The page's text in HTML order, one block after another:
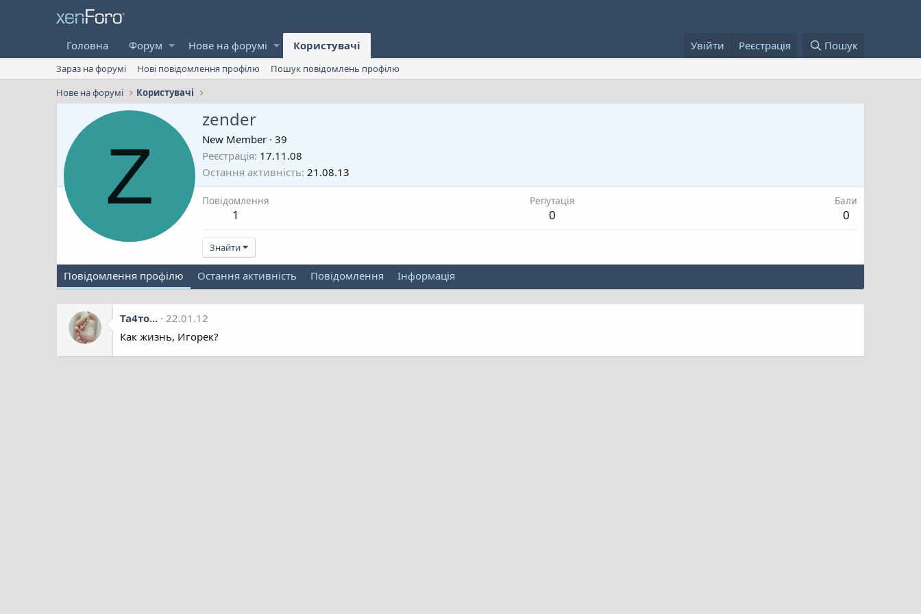
Головна Форум Нове на форумі Користувачі Увійти Реєстрація Пошук
Зараз на форумі Нові повідомлення профілю
Пошук повідомлень профілю
Нове на форумі
Користувачі
Z
zender
New Member · 39
Реєстрація 17.11.08
Остання активність 21.08.13
Повідомлення
1
Репутація
0
Бали
0
Знайти
Повідомлення профілю Остання активність Повідомлення Інформація
Та4то... 22.01.12
Как жизнь, Игорек?